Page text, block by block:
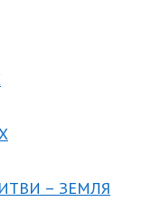
– ЗЕМЛЯ